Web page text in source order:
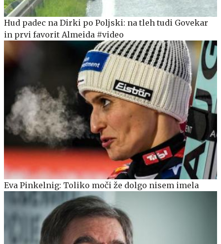
Hud padec na Dirki po Poljski: na tleh tudi Govekar
in prvi favorit Almeida #video
Eva Pinkelnig: Toliko moči že dolgo nisem imela